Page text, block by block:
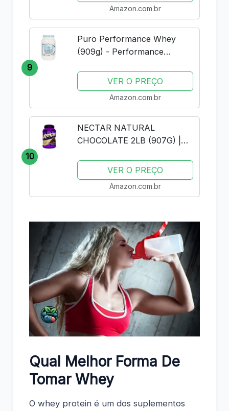
Amazon.com.br
9
Puro Performance Whey
(909g) - Performance
VER O PREÇO
Amazon.com.br
10
NECTAR NATURAL
CHOCOLATE 2LB (907G) |
ISOLADOVER O PREÇO
Amazon.com.br
Qual Melhor Forma De
Tomar Whey
O whey protein é um dos suplementos